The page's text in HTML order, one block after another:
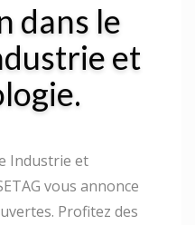
dans le
et
Industrie et
vous annonce
Profitez des